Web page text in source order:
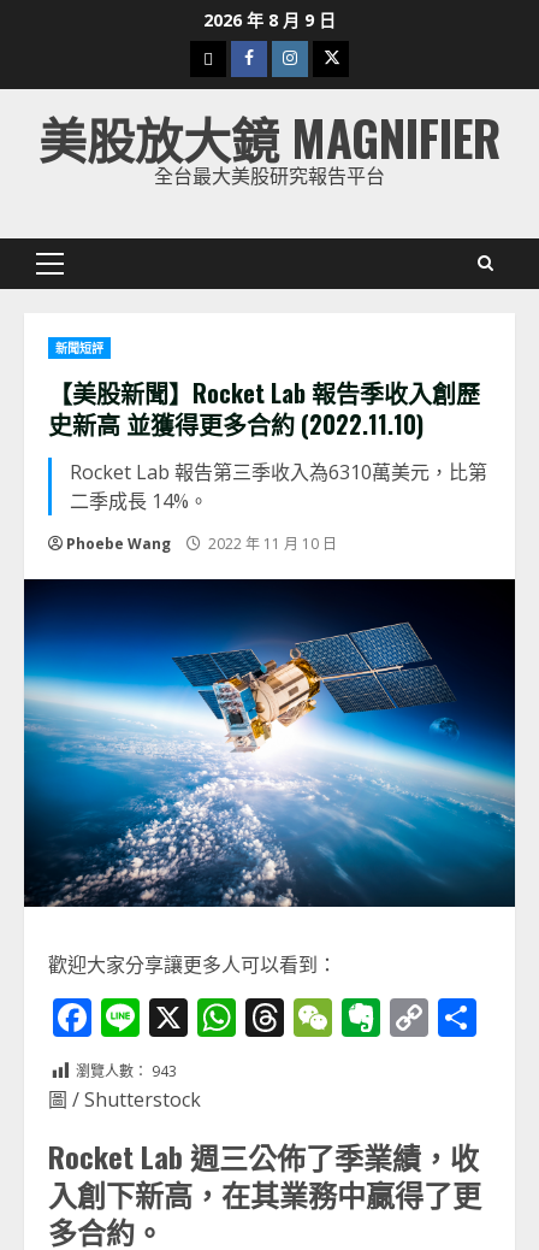
2026 年 8 月 9 日
下
載
美
股
Facebook
Instagram
Twitter
美股放大鏡 MAGNIFIER
全台最大美股研究報告平台
Primary
新聞短評
【美股新聞】Rocket Lab 報告季收入創歷
史新高 並獲得更多合約 (2022.11.10)
Rocket Lab 報告第三季收入為6310萬美元，比第
二季成長 14%。
Phoebe Wang 2022 年 11 月 10 日
歡迎大家分享讓更多人可以看到：
Facebook
Line
X WhatsApp
Threads
WeChat
Evernote
Copy
瀏覽人數： 943
圖 / Shutterstock
Rocket Lab 週三公佈了季業績，收
入創下新高，在其業務中贏得了更
多合約。